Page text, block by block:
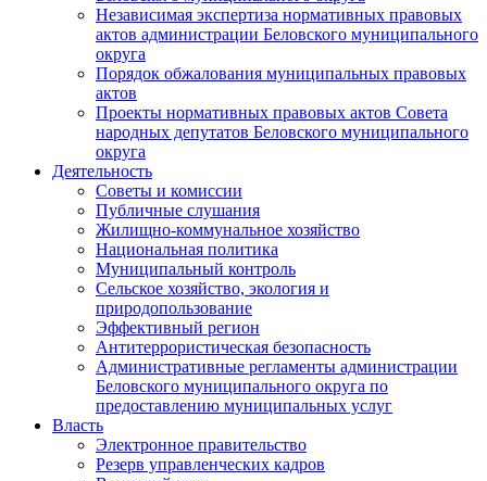
Независимая экспертиза нормативных правовых
актов администрации Беловского муниципального
округа
Порядок обжалования муниципальных правовых
актов
Проекты нормативных правовых актов Совета
народных депутатов Беловского муниципального
округа
Деятельность
Советы и комиссии
Публичные слушания
Жилищно-коммунальное хозяйство
Национальная политика
Муниципальный контроль
Сельское хозяйство, экология и
природопользование
Эффективный регион
Антитеррористическая безопасность
Административные регламенты администрации
Беловского муниципального округа по
предоставлению муниципальных услуг
Власть
Электронное правительство
Резерв управленческих кадров